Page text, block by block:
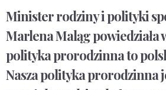
Minister rodziny i polityki
Marlena Maląg powiedziała
polityka prorodzinna to
Nasza polityka prorodzinna